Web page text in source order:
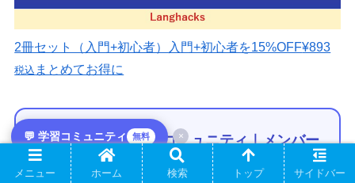
2冊セット（入門+初心者） 入門+初心者を15%OFF¥893
税込 まとめてお得に
🌍 Langhacks 学習コミュニティ｜メンバー
募集中！
💬 学習コミュニティ 無料 ×
メニュー ホーム 検索 トップ サイドバー